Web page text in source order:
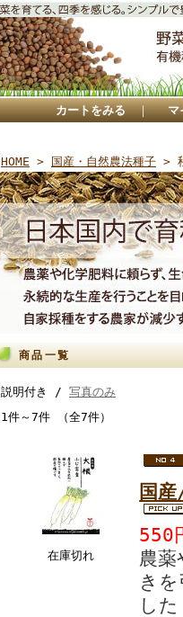
カートをみる ｜ マ
HOME > 国産・自然農法種子 >
商品一覧
説明付き / 写真のみ
1件～7件 （全7件）
在庫切れ
国
550
農薬
き
し